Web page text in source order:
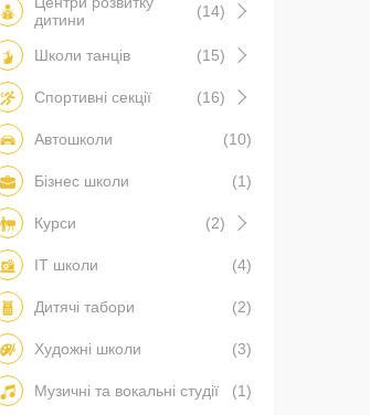
дитини
(14)
Школи танців (15)
Спортивні секції (16)
Автошколи (10)
Бізнес школи (1)
Курси (2)
IT школи (4)
Дитячі табори (2)
Художні школи (3)
Музичні та вокальні студії (1)